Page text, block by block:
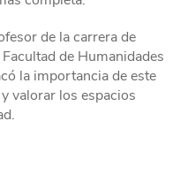
de la carrera de
de Humanidades
la importancia de este
valorar los espacios